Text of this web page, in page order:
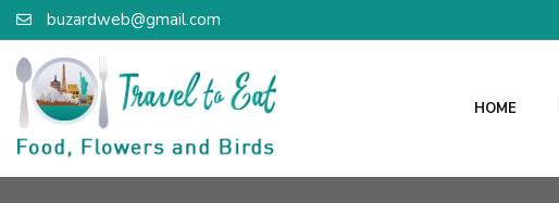
buzardweb@gmail.com
HOME